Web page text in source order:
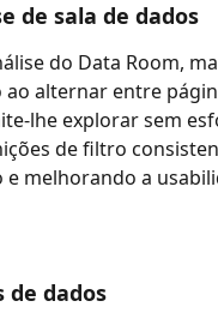
de sala de dados
do Data Room,
alternar entre
lhe explorar sem
de filtro
melhorando a
de dados